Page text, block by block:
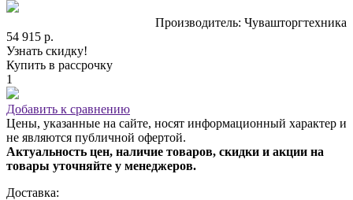
Производитель: Чувашторгтехника
54 915 р.
Узнать скидку!
Купить в рассрочку
1
Добавить к сравнению
Цены, указанные на сайте, носят информационный характер и
не являются публичной офертой.
Актуальность цен, наличие товаров, скидки и акции на
товары уточняйте у менеджеров.
Доставка: